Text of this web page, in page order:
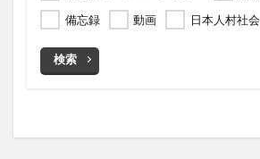
備忘録
動画 日本人村社会
検索